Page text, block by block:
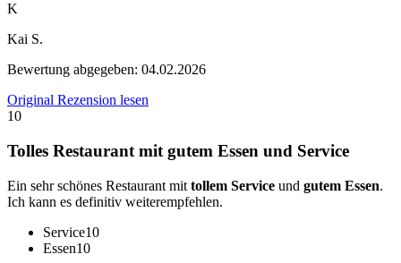
K
Kai S.
Bewertung abgegeben: 04.02.2026
Original Rezension lesen
10
Tolles Restaurant mit gutem Essen und Service
Ein sehr schönes Restaurant mit tollem Service und gutem Essen.
Ich kann es definitiv weiterempfehlen.
Service10
Essen10